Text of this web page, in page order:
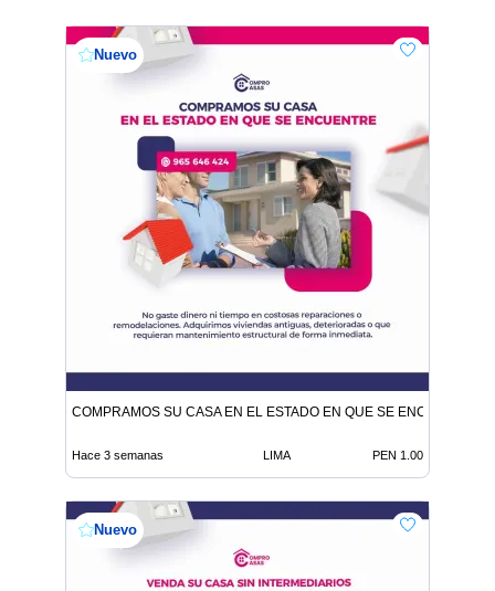
Nuevo
COMPRAMOS SU CASA EN EL ESTADO EN QUE SE ENCUENTRE
Hace 3 semanas LIMA PEN 1.00
Nuevo